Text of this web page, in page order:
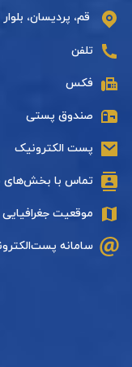
قم، پردیسان،
تلفن
فکس
صندوق پستی
پست الکترونیک
تماس با بخش‌های
موقعیت جغرافیایی
سامانه